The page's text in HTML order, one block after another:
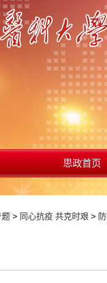
思政首页
题 > 同心抗疫 共克时艰 >